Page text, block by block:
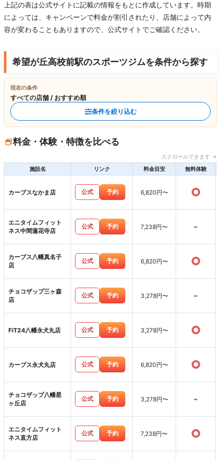
上記の表は公式サイトに記載の情報をもとに作成しています。時期
によっては、キャンペーンで料金が割引されたり、店舗によって内
容が変わることもありますので、公式サイトでご確認ください。
希望が丘高校前駅のスポーツジムを条件から探す
現在の条件
すべての店舗 / おすすめ順
条件を絞り込む
料金・体験・特徴を比べる
スクロールできます →
施設名
リンク 料金目安 無料体験
カーブスなかま店 公式 予約 6,820円〜 ○
エニタイムフィット
ネス中間蓮花寺店
公式 予約 7,238円〜 -
カーブス八幡真名子
店
公式 予約 6,820円〜 ○
チョコザップ三ヶ森
店
公式 予約 3,278円〜 -
FiT24八幡永犬丸店 公式 予約 3,278円〜 ○
カーブス永犬丸店 公式 予約 6,820円〜 ○
チョコザップ八幡星
ヶ丘店
公式 予約 3,278円〜 -
エニタイムフィット
ネス直方店
公式 予約 7,238円〜 ○